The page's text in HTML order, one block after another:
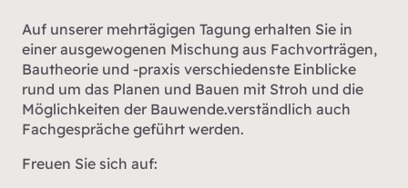
Auf unserer mehrtägigen Tagung erhalten Sie in
einer ausgewogenen Mischung aus Fachvorträgen,
Bautheorie und -praxis verschiedenste Einblicke
rund um das Planen und Bauen mit Stroh und die
Möglichkeiten der Bauwende.verständlich auch
Fachgespräche geführt werden.
Freuen Sie sich auf: